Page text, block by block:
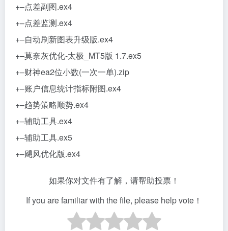
+–点差副图.ex4
+–点差监测.ex4
+–自动刷新图表升级版.ex4
+–莫奈灰优化-太极_MT5版 1.7.ex5
+–财神ea2位小数(一次一单).zip
+–账户信息统计指标附图.ex4
+–趋势策略顺势.ex4
+–辅助工具.ex4
+–辅助工具.ex5
+–飓风优化版.ex4
如果你对文件有了解，请帮助投票！
If you are familiar with the file, please help vote！